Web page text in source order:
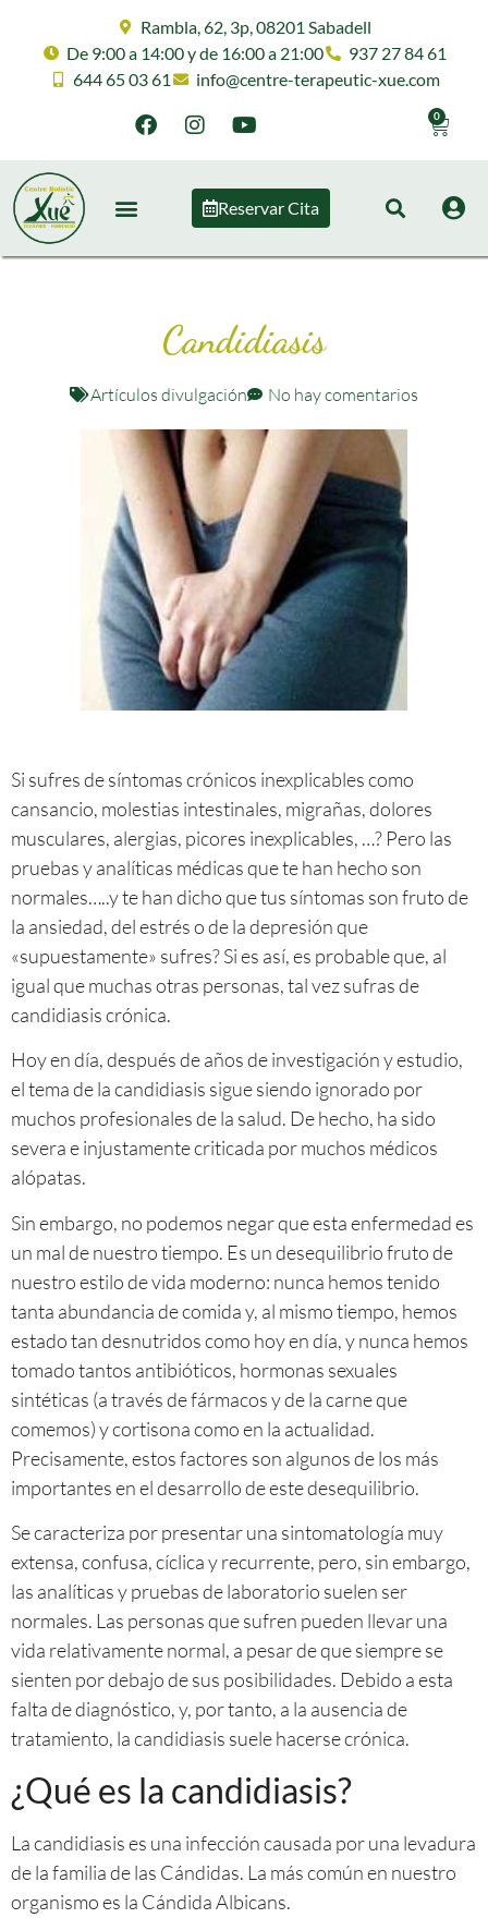
Rambla, 62, 3p, 08201 Sabadell
De 9:00 a 14:00 y de 16:00 a 21:00
937 27 84 61
644 65 03 61
info@centre-terapeutic-xue.com
0
Reservar Cita
Candidiasis
Artículos divulgación No hay comentarios
Si sufres de síntomas crónicos inexplicables como
cansancio, molestias intestinales, migrañas, dolores
musculares, alergias, picores inexplicables, …? Pero las
pruebas y analíticas médicas que te han hecho son
normales…..y te han dicho que tus síntomas son fruto de
la ansiedad, del estrés o de la depresión que
«supuestamente» sufres? Si es así, es probable que, al
igual que muchas otras personas, tal vez sufras de
candidiasis crónica.
Hoy en día, después de años de investigación y estudio,
el tema de la candidiasis sigue siendo ignorado por
muchos profesionales de la salud. De hecho, ha sido
severa e injustamente criticada por muchos médicos
alópatas.
Sin embargo, no podemos negar que esta enfermedad es
un mal de nuestro tiempo. Es un desequilibrio fruto de
nuestro estilo de vida moderno: nunca hemos tenido
tanta abundancia de comida y, al mismo tiempo, hemos
estado tan desnutridos como hoy en día, y nunca hemos
tomado tantos antibióticos, hormonas sexuales
sintéticas (a través de fármacos y de la carne que
comemos) y cortisona como en la actualidad.
Precisamente, estos factores son algunos de los más
importantes en el desarrollo de este desequilibrio.
Se caracteriza por presentar una sintomatología muy
extensa, confusa, cíclica y recurrente, pero, sin embargo,
las analíticas y pruebas de laboratorio suelen ser
normales. Las personas que sufren pueden llevar una
vida relativamente normal, a pesar de que siempre se
sienten por debajo de sus posibilidades. Debido a esta
falta de diagnóstico, y, por tanto, a la ausencia de
tratamiento, la candidiasis suele hacerse crónica.
¿Qué es la candidiasis?
La candidiasis es una infección causada por una levadura
de la familia de las Cándidas. La más común en nuestro
organismo es la Cándida Albicans.